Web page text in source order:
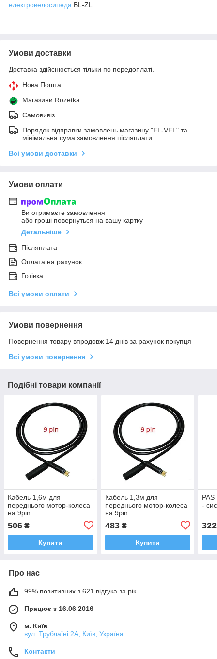
електровелосипеда BL-ZL
Умови доставки
Доставка здійснюється тільки по передоплаті.
Нова Пошта
Магазини Rozetka
Самовивіз
Порядок відправки замовлень магазину "EL-VEL" та
мінімальна сума замовлення післяплати
Всі умови доставки
Умови оплати
Ви отримаєте замовлення
або гроші повернуться на вашу картку
Детальніше
Післяплата
Оплата на рахунок
Готівка
Всі умови оплати
Умови повернення
Повернення товару впродовж 14 днів за рахунок покупця
Всі умови повернення
Подібні товари компанії
Кабель 1,6м для
переднього мотор-колеса
на 9pin
506 ₴
Купити
Кабель 1,3м для
переднього мотор-колеса
на 9pin
483₴
Купити
PAS
-
322
Про нас
99% позитивних з 621 відгука за рік
Працює з 16.06.2016
м. Київ
вул. Трублаїні 2А, Київ, Україна
Контакти